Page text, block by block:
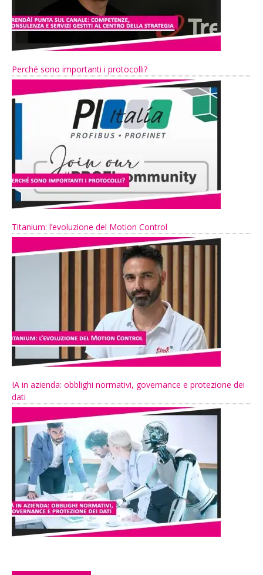
Perché sono importanti i protocolli?
Titanium: l’evoluzione del Motion Control
IA in azienda: obblighi normativi, governance e protezione dei
dati